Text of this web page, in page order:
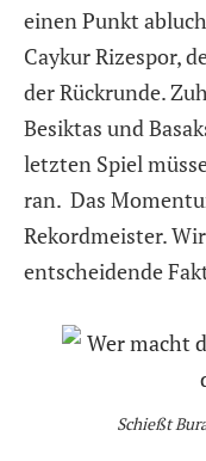
einen Punkt
Caykur Rizespor,
der Rückrunde.
Besiktas und
letzten Spiel
ran. Das
Rekordmeister.
entscheidende
Schießt